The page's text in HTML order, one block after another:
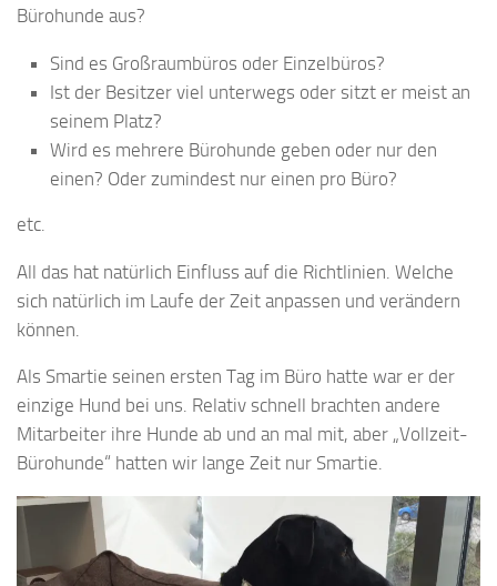
Bürohunde aus?
Sind es Großraumbüros oder Einzelbüros?
Ist der Besitzer viel unterwegs oder sitzt er meist an
seinem Platz?
Wird es mehrere Bürohunde geben oder nur den
einen? Oder zumindest nur einen pro Büro?
etc.
All das hat natürlich Einfluss auf die Richtlinien. Welche
sich natürlich im Laufe der Zeit anpassen und verändern
können.
Als Smartie seinen ersten Tag im Büro hatte war er der
einzige Hund bei uns. Relativ schnell brachten andere
Mitarbeiter ihre Hunde ab und an mal mit, aber „Vollzeit-
Bürohunde“ hatten wir lange Zeit nur Smartie.